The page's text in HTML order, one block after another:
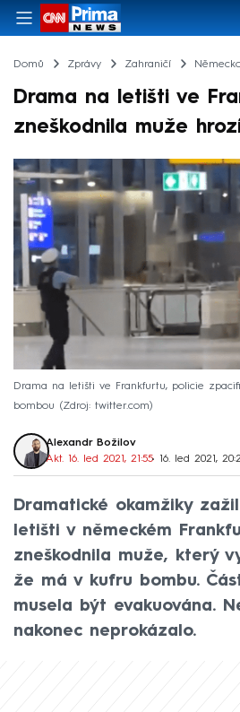
Domů Zprávy Zahraničí
Drama na letišti ve
zneškodnila muže
Drama na letišti ve Frankfurtu, policie
bombou
Zdroj: twitter.com
Alexandr Božilov
Akt. 16. led 2021, 21:55• 16. led 2021,
Dramatické okamžiky
letišti v německém
zneškodnila muže, který
že má v kufru bombu.
musela být evakuována.
nakonec neprokázalo.